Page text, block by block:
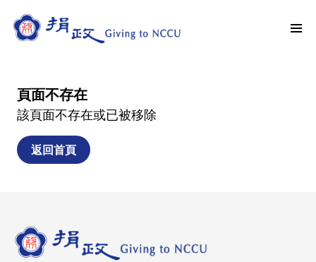
頁面不存在
該頁面不存在或已被移除
返回首頁